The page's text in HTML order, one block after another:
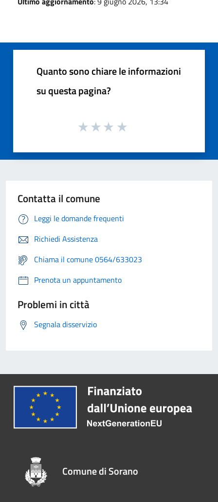
Quanto sono chiare le informazioni
su questa pagina?
Contatta il comune
Leggi le domande frequenti
Richiedi Assistenza
Chiama il comune 0564/633023
Prenota un appuntamento
Problemi in città
Segnala disservizio
Comune di Sorano